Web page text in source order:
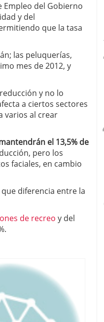
Empleo del Gobierno
y del
que la tasa
las peluquerías,
mes de 2012, y
y no lo
a ciertos sectores
varios al crear
el 13,5% de
pero los
faciales, en cambio
diferencia entre la
de recreo y del